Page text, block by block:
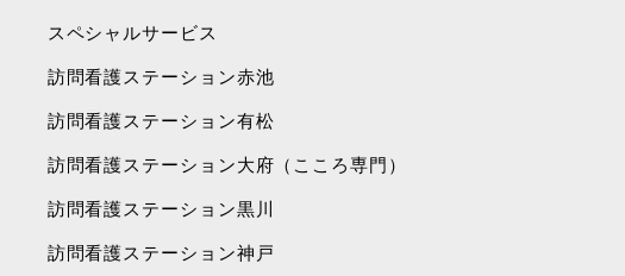
スペシャルサービス
訪問看護ステーション赤池
訪問看護ステーション有松
訪問看護ステーション大府（こころ専門）
訪問看護ステーション黒川
訪問看護ステーション神戸